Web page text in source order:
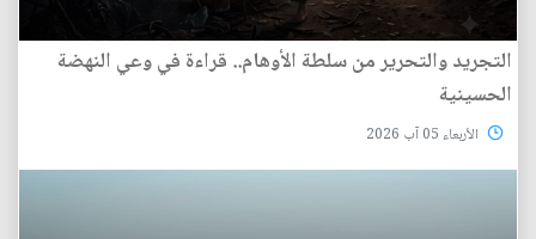
التجريد والتحرير من سلطة الأوهام.. قراءة في وعي النهضة
الحسينية
الأربعاء 05 آب 2026